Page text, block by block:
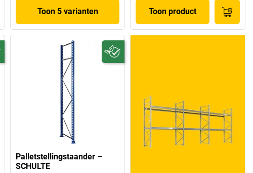
Toon 5 varianten Toon product
Palletstellingstaander –
SCHULTE